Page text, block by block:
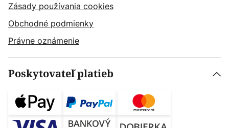
Zásady používania cookies
Obchodné podmienky
Právne oznámenie
Poskytovateľ platieb